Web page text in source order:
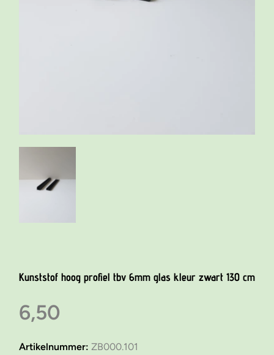
Kunststof hoog profiel tbv 6mm glas kleur zwart 130 cm
6,50
Artikelnummer: ZB000.101